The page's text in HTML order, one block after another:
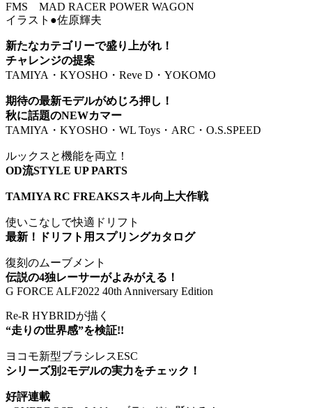
FMS MAD RACER POWER WAGON
イラスト●佐原輝夫
新たなカテゴリーで盛り上がれ！
チャレンジの提案
TAMIYA・KYOSHO・Reve D・YOKOMO
期待の最新モデルがめじろ押し！
秋に話題のNEWカマー
TAMIYA・KYOSHO・WL Toys・ARC・O.S.SPEED
ルックスと機能を両立！
OD流STYLE UP PARTS
TAMIYA RC FREAKSスキル向上大作戦
使いこなしで快適ドリフト
最新！ドリフト用スプリングカタログ
復刻のムーブメント
伝説の4独レーサーがよみがえる！
G FORCE ALF2022 40th Anniversary Edition
Re-R HYBRIDが描く
“走りの世界感”を検証!!
ヨコモ新型ブラシレスESC
シリーズ別2モデルの実力をチェック！
好評連載